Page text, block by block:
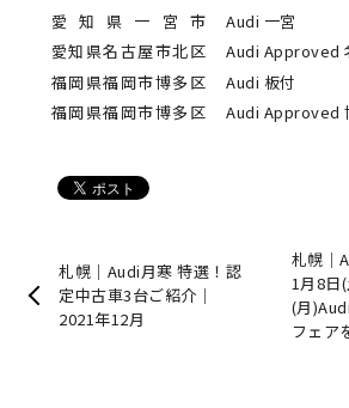
愛知県一宮市
Audi 一宮
愛知県名古屋市北区
Audi Approved
福岡県福岡市博多区
Audi 板付
福岡県福岡市博多区
Audi Approved
札幌｜Audi月寒 特選！認
定中古車3台ご紹介｜
2021年12月
札幌｜
1月8日
(月
フェア